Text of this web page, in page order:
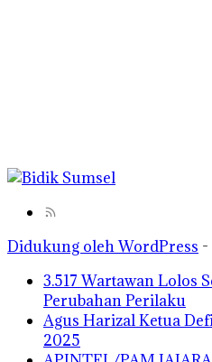
Didukung oleh WordPress -
3.517 Wartawan Lolos
Perubahan Perilaku
Agus Harizal Ketua
2025